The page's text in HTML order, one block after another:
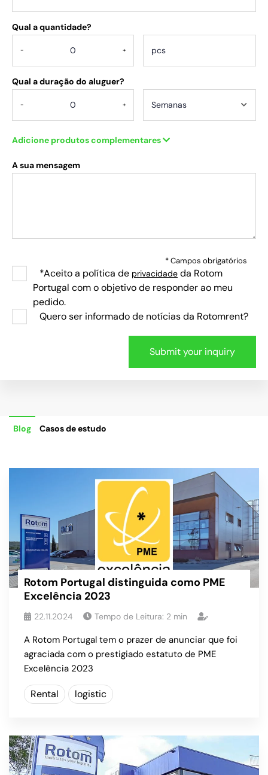
Qual a quantidade?
- +
Qual a duração do aluguer?
- +
Adicione produtos complementares
A sua mensagem
* Campos obrigatórios
*Aceito a política de privacidade da Rotom
Portugal com o objetivo de responder ao meu
pedido.
Quero ser informado de notícias da Rotomrent?
Blog Casos de estudo
Rotom Portugal distinguida como PME
Excelência 2023
22.11.2024 Tempo de Leitura: 2 min
A Rotom Portugal tem o prazer de anunciar que foi
agraciada com o prestigiado estatuto de PME
Excelência 2023
Rental logistic